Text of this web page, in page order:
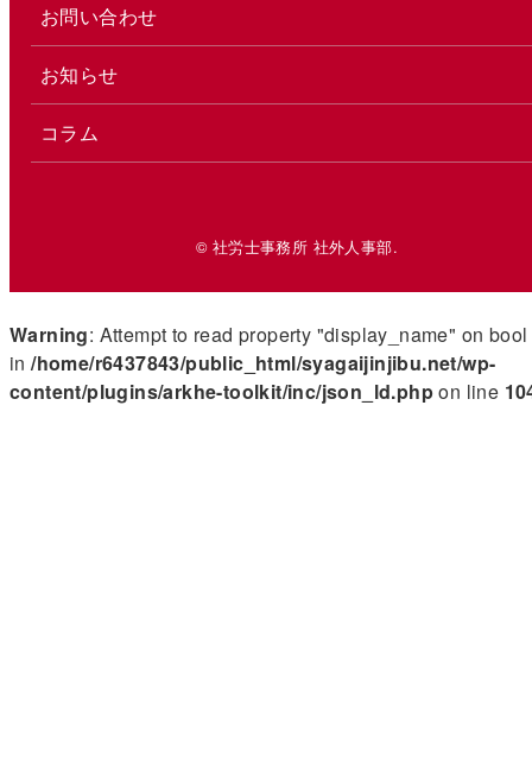
お問い合わせ
お知らせ
コラム
© 社労士事務所 社外人事部.
Warning: Attempt to read property "display_name" on bool
in/home/r6437843/public_html/syagaijinjibu.net/wp-
content/plugins/arkhe-toolkit/inc/json_ld.phpon line